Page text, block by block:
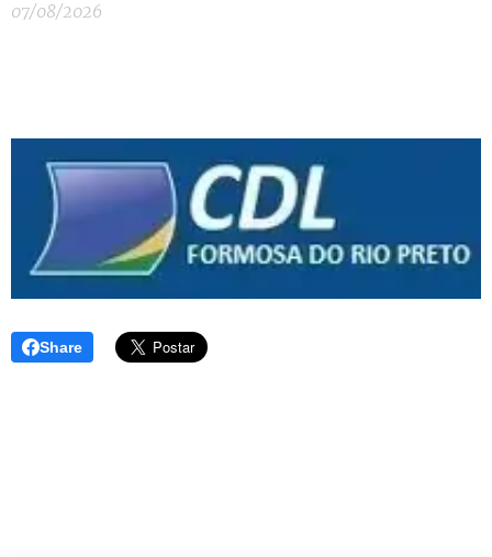
07/08/2026
Share